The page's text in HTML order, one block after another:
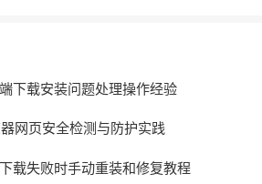
下载安装问题处理操作经验
网页安全检测与防护实践
载失败时手动重装和修复教程